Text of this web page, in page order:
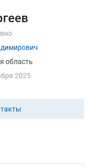
область
2025